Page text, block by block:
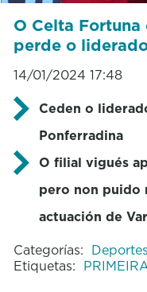
O Celta
perde o
14/01/2024 17:48
Ceden o
Ponferradina
O filial vigués
pero non puido
actuación de
Categorías: Deportes
Etiquetas: